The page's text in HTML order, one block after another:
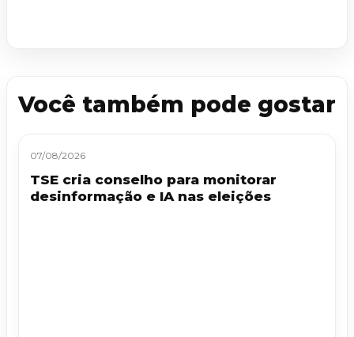
Você também pode gostar
07/08/2026
TSE cria conselho para monitorar
desinformação e IA nas eleições